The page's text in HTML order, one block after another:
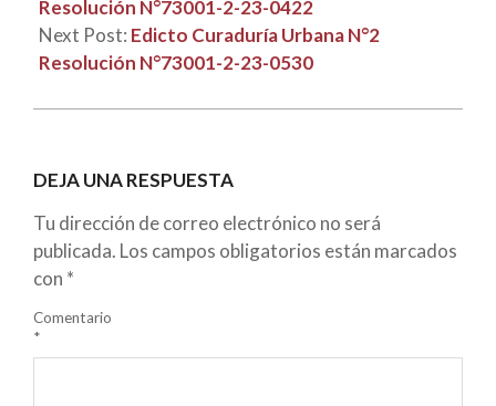
Resolución N°73001-2-23-0422
Next Post: Edicto Curaduría Urbana N°2
Resolución N°73001-2-23-0530
DEJA UNA RESPUESTA
Tu dirección de correo electrónico no será
publicada. Los campos obligatorios están marcados
con *
Comentario
*